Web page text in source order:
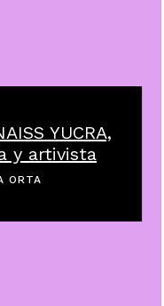
YUCRA,
y artivista
ORTA